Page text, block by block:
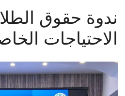
ندوة حقوق
الاحتياجات